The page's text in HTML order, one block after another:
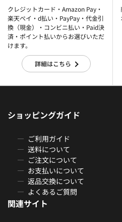
クレジットカード・Amazon Pay・
楽天ぺイ・d払い・PayPay・代金引
換（現金）・コンビニ払い・Paid決
済・ポイント払いからお選びいただ
けます。
詳細はこちら
ショッピングガイド
ご利用ガイド
送料について
ご注文について
お支払いについて
返品交換について
よくあるご質問
関連サイト